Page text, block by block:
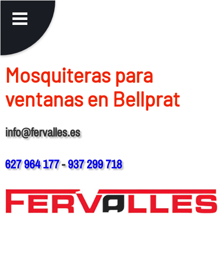
Mosquiteras para
ventanas en Bellprat
info@fervalles.es
627 964 177-937 299 718